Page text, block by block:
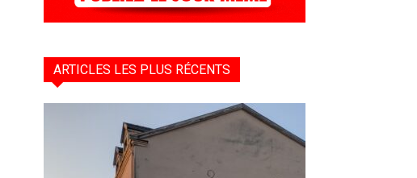
ARTICLES LES PLUS RÉCENTS